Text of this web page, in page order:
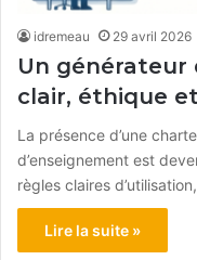
idremeau 29 avril 2026
Un générateur
clair, éthique
La présence d’une
d’enseignement est
règles claires
Lire la suite »